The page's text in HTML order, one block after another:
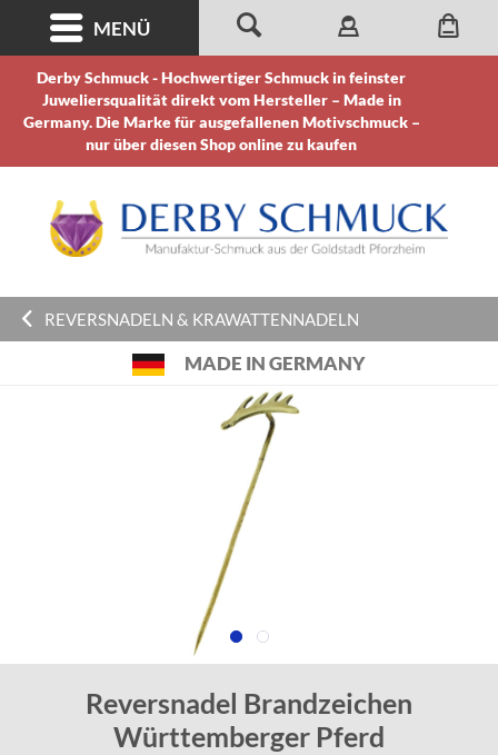
Derby Schmuck - Hochwertiger Schmuck in feinster
Juweliersqualität direkt vom Hersteller – Made in
Germany. Die Marke für ausgefallenen Motivschmuck –
nur über diesen Shop online zu kaufen
MENÜ
REVERSNADELN & KRAWATTENNADELN
MADE IN GERMANY
Reversnadel Brandzeichen
Württemberger Pferd